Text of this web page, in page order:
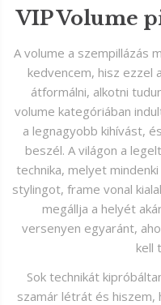
VIP Volume
A volume a szempillázás
kedvencem, hisz ezzel
átformálni, alkotni
volume kategóriában
a legnagyobb kihívást,
beszél. A világon a
technika, melyet
stylingot, frame vonal
megállja a helyét
versenyen egyaránt,
kell
Sok technikát
szamár létrát és hiszem,